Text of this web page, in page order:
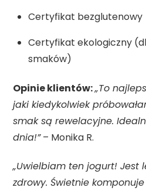
Certyfikat bezglutenowy
Certyfikat ekologiczny
smaków)
Opinie klientów:„To
jaki kiedykolwiek
smak są rewelacyjne.
dnia!”– Monika R.
„Uwielbiam ten jogurt! Jest
zdrowy. Świetnie